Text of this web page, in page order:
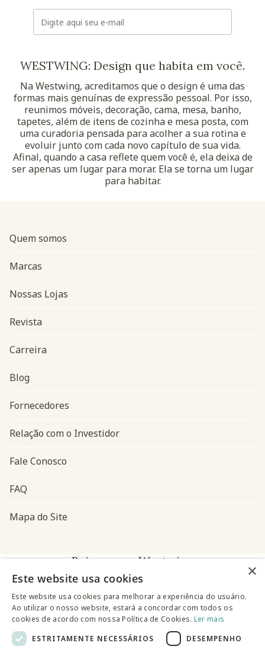
E-mail
WESTWING: Design que habita em você.
Na Westwing, acreditamos que o design é uma das
formas mais genuínas de expressão pessoal. Por isso,
reunimos móveis, decoração, cama, mesa, banho,
tapetes, além de itens de cozinha e mesa posta, com
uma curadoria pensada para acolher a sua rotina e
evoluir junto com cada novo capítulo de sua vida.
Afinal, quando a casa reflete quem você é, ela deixa de
ser apenas um lugar para morar. Ela se torna um lugar
para habitar.
Navegação do rodapé
Quem somos
Marcas
Nossas Lojas
Revista
Carreira
Blog
Fornecedores
Relação com o Investidor
Fale Conosco
FAQ
Mapa do Site
Baixe o app Westwing
×
Este website usa cookies
Este website usa cookies para melhorar a experiência do usuário.
Ao utilizar o nosso website, estará a concordar com todos os
cookies de acordo com nossa Política de Cookies. Ler mais
ESTRITAMENTE NECESSÁRIOS
DESEMPENHO